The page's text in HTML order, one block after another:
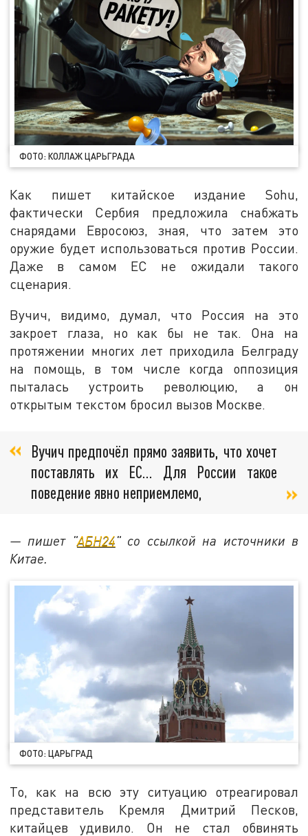
ФОТО: КОЛЛАЖ ЦАРЬГРАДА
Как пишет китайское издание Sohu,
фактически Сербия предложила снабжать
снарядами Евросоюз, зная, что затем это
оружие будет использоваться против России.
Даже в самом ЕС не ожидали такого
сценария.
Вучич, видимо, думал, что Россия на это
закроет глаза, но как бы не так. Она на
протяжении многих лет приходила Белграду
на помощь, в том числе когда оппозиция
пыталась устроить революцию, а он
открытым текстом бросил вызов Москве.
Вучич предпочёл прямо заявить, что хочет
поставлять их ЕС… Для России такое
поведение явно неприемлемо,
— пишет "АБН24" со ссылкой на источники в
Китае.
ФОТО: ЦАРЬГРАД
То, как на всю эту ситуацию отреагировал
представитель Кремля Дмитрий Песков,
китайцев удивило. Он не стал обвинять